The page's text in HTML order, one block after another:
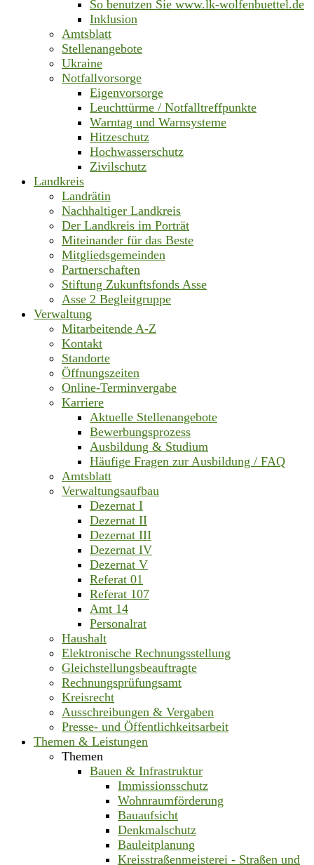
So benutzen Sie www.lk-wolfenbuettel.de
Inklusion
Amtsblatt
Stellenangebote
Ukraine
Notfallvorsorge
Eigenvorsorge
Leuchttürme / Notfalltreffpunkte
Warntag und Warnsysteme
Hitzeschutz
Hochwasserschutz
Zivilschutz
Landkreis
Landrätin
Nachhaltiger Landkreis
Der Landkreis im Porträt
Miteinander für das Beste
Mitgliedsgemeinden
Partnerschaften
Stiftung Zukunftsfonds Asse
Asse 2 Begleitgruppe
Verwaltung
Mitarbeitende A-Z
Kontakt
Standorte
Öffnungszeiten
Online-Terminvergabe
Karriere
Aktuelle Stellenangebote
Bewerbungsprozess
Ausbildung & Studium
Häufige Fragen zur Ausbildung / FAQ
Amtsblatt
Verwaltungsaufbau
Dezernat I
Dezernat II
Dezernat III
Dezernat IV
Dezernat V
Referat 01
Referat 107
Amt 14
Personalrat
Haushalt
Elektronische Rechnungsstellung
Gleichstellungsbeauftragte
Rechnungsprüfungsamt
Kreisrecht
Ausschreibungen & Vergaben
Presse- und Öffentlichkeitsarbeit
Themen & Leistungen
Themen
Bauen & Infrastruktur
Immissionsschutz
Wohnraumförderung
Bauaufsicht
Denkmalschutz
Bauleitplanung
Kreisstraßenmeisterei - Straßen und